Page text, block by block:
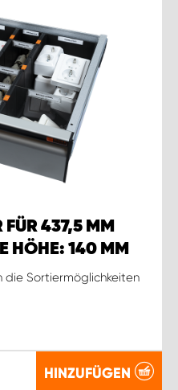
FÜR 437,5 MM
HÖHE: 140 MM
die Sortiermöglichkeiten
HINZUFÜGEN